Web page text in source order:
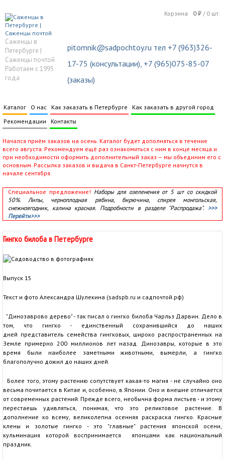
Саженцы в
Петербурге |
Саженцы почтой
Работаем с 1995
года
Корзина 0₽ / 0 шт.
pitomnik@sadpochtoy.ru тел +7 (963)326-
17-75 (консультации), +7 (965)075-85-07
(заказы)
Каталог О нас Как заказать в Петербурге
Как заказать в другой город
Рекомендации
Контакты
Начался приём заказов на осень. Каталог будет дополняться в течение
всего августа. Рекомендуем ещё раз ознакомиться с ним в конце месяца и
при необходимости оформить дополнительный заказ — мы объединим его с
основным. Рассылка заказов и выдача в Санкт‑Петербурге начнутся в
начале сентября.
Специальное предложение! Наборы для озеленения от 5 шт со скидкой
50%. Липы, черноплодная рябина, бирючина, спирея монгольская,
снежноягодник, калина красная. Подробности в разделе "Распродажа". >>>
Перейти>>>
Гингко билоба в Петербурге
Выпуск 15
Текст и фото Александра Шулекина (sadspb.ru и садпочтой.рф)
"Динозаврово дерево" - так писал о гингко билоба Чарльз Дарвин. Дело в
том, что гингко - единственный сохранившийся до наших
дней представитель семейства гингковых, широко распространенных на
Земле примерно 200 миллионов лет назад. Динозавры, которые в это
время были наиболее заметными животными, вымерли, а гингко
благополучно дожил до наших дней.
Более того, этому растению сопутствует какая-то магия - не случайно оно
весьма почитается в Китае и, особенно, в Японии. Оно и внешне отличается
от современных растений. Прежде всего, необычна форма листьев - и этому
перестаешь удивляться, понимая, что это реликтовое растение. В
дополнение ко всему, великолепна осенняя раскраска гингко. Красные
клены и золотые гингко - это "главные" растения японской осени,
кульминация которой воспринимается японцами как национальный
праздник.